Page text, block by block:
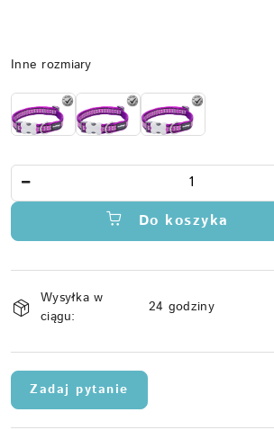
Wariant
Inne rozmiary
Do koszyka
Dostępność
i
dostawa
Wysyłka w
ciągu:
24 godziny
Zadaj pytanie